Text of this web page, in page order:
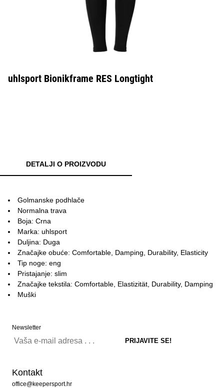
uhlsport Bionikframe RES Longtight
DETALJI O PROIZVODU
Golmanske podhlače
Normalna trava
Boja: Crna
Marka: uhlsport
Duljina: Duga
Značajke obuće: Comfortable, Damping, Durability, Elasticity
Tip noge: eng
Pristajanje: slim
Značajke tekstila: Comfortable, Elastizität, Durability, Damping
Muški
Newsletter
Kontakt
office@keepersport.hr